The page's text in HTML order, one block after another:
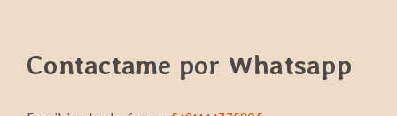
Contactame por Whatsapp